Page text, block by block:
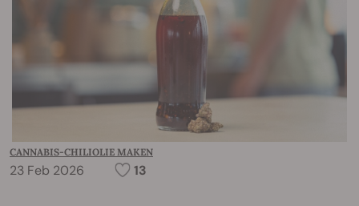
CANNABIS-CHILIOLIE MAKEN
23 Feb 2026 13